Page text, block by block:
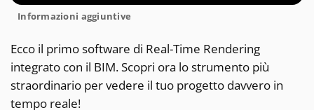
Informazioni aggiuntive
Ecco il primo software di Real-Time Rendering
integrato con il BIM. Scopri ora lo strumento più
straordinario per vedere il tuo progetto davvero in
tempo reale!